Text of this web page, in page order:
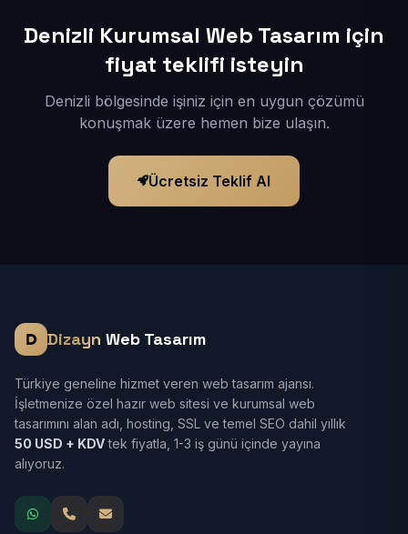
Denizli Kurumsal Web Tasarım için
fiyat teklifi isteyin
Denizli bölgesinde işiniz için en uygun çözümü
konuşmak üzere hemen bize ulaşın.
Ücretsiz Teklif Al
Dizayn Web Tasarım
Türkiye geneline hizmet veren web tasarım ajansı.
İşletmenize özel hazır web sitesi ve kurumsal web
tasarımını alan adı, hosting, SSL ve temel SEO dahil yıllık
50 USD + KDVtek fiyatla, 1-3 iş günü içinde yayına
alıyoruz.